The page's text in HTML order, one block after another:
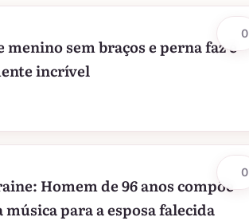
menino sem braços e perna faz é
incrível
0
Homem de 96 anos compõe
para a esposa falecida
0